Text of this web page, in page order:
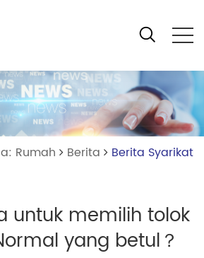
Rumah Berita Berita Syarikat
untuk memilih tolok
yang betul？